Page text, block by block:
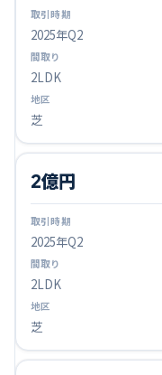
2025年Q2
2LDK
芝
2025年Q2
2億円
2LDK
芝